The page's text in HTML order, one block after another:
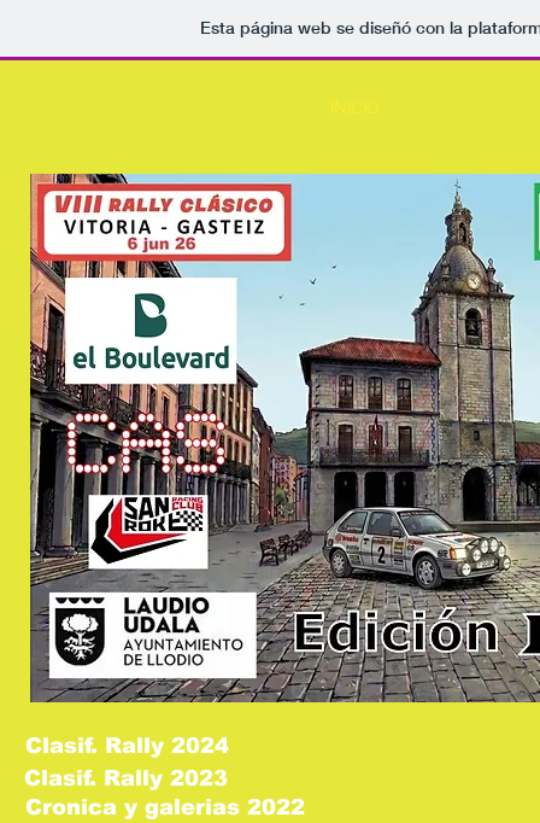
Esta página web se diseñó con la
INICIO
Clasif. Rally 2024
Clasif. Rally 2023
Cronica y galerias 2022